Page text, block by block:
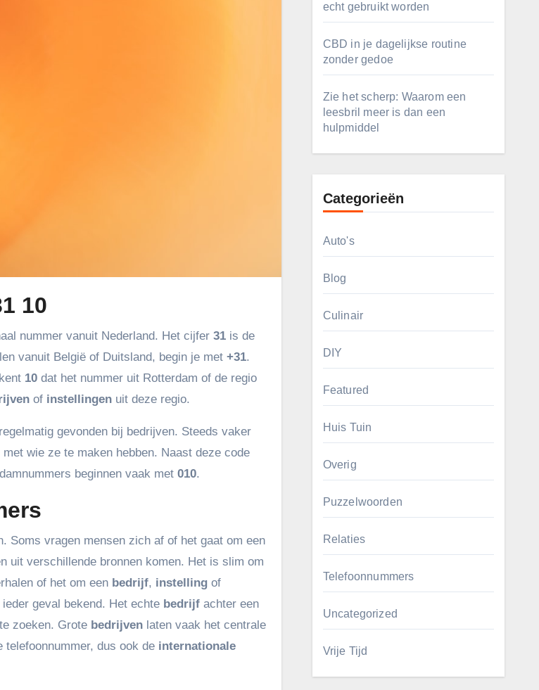
10
nummer vanuit Nederland. Het cijfer 31 is de
vanuit België of Duitsland, begin je met +31.
10 dat het nummer uit Rotterdam of de regio
of instellingen uit deze regio.
gevonden bij bedrijven. Steeds vaker
wie ze te maken hebben. Naast deze code
beginnen vaak met 010.
Soms vragen mensen zich af of het gaat om een
uit verschillende bronnen komen. Het is slim om
of het om een bedrijf, instelling of
geval bekend. Het echte bedrijf achter een
zoeken. Grote bedrijven laten vaak het centrale
dus ook de internationale
echt gebruikt worden
CBD in je dagelijkse routine
zonder gedoe
Zie het scherp: Waarom een
leesbril meer is dan een
hulpmiddel
Categorieën
Auto's
Blog
Culinair
DIY
Featured
Huis Tuin
Overig
Puzzelwoorden
Relaties
Telefoonnummers
Uncategorized
Vrije Tijd